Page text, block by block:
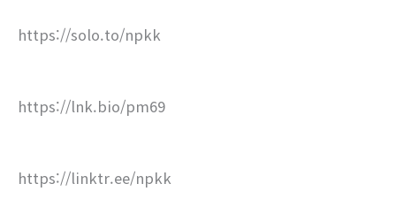
https://solo.to/npkk
https://lnk.bio/pm69
https://linktr.ee/npkk